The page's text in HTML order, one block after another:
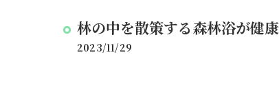
林の中を散策する森林浴が健
2023/11/29